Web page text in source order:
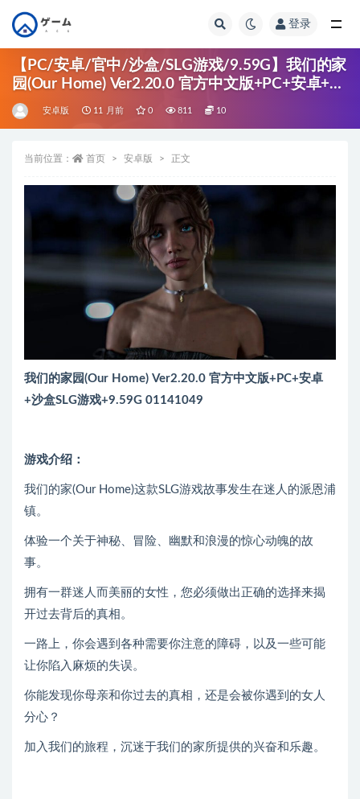
登录
【PC/安卓/官中/沙盒/SLG游戏/9.59G】我们的家
园(Our Home) Ver2.20.0 官方中文版+PC+安卓+沙
盒SLG游戏+9.59G
安卓版 11 月前 0 811 10
当前位置： 首页 安卓版 正文
我们的家园(Our Home) Ver2.20.0 官方中文版+PC+安卓
+沙盒SLG游戏+9.59G 01141049
游戏介绍：
我们的家(Our Home)这款SLG游戏故事发生在迷人的派恩浦
镇。
体验一个关于神秘、冒险、幽默和浪漫的惊心动魄的故
事。
拥有一群迷人而美丽的女性，您必须做出正确的选择来揭
开过去背后的真相。
一路上，你会遇到各种需要你注意的障碍，以及一些可能
让你陷入麻烦的失误。
你能发现你母亲和你过去的真相，还是会被你遇到的女人
分心？
加入我们的旅程，沉迷于我们的家所提供的兴奋和乐趣。